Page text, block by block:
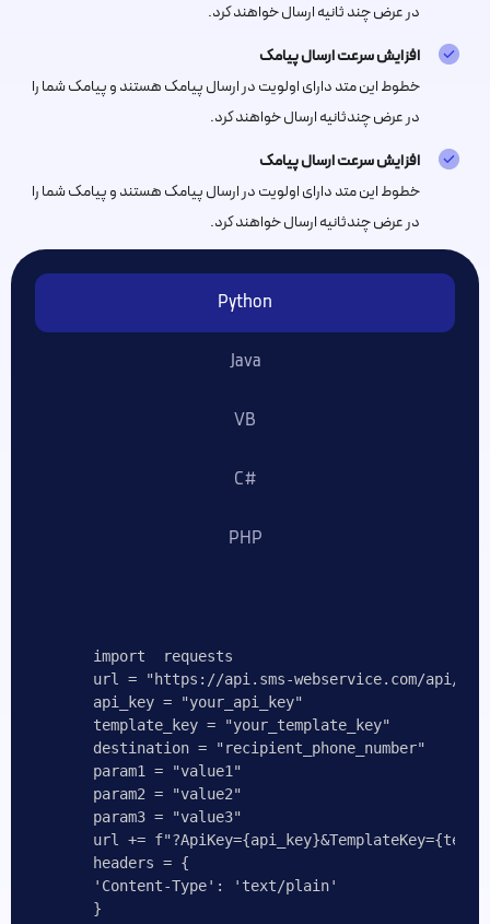
در عرض چند ثانیه ارسال خواهند کرد.
افزایش سرعت ارسال پیامک
خطوط این متد دارای اولویت در ارسال پیامک هستند و پیامک شما را
در عرض چندثانیه ارسال خواهند کرد.
افزایش سرعت ارسال پیامک
خطوط این متد دارای اولویت در ارسال پیامک هستند و پیامک شما را
در عرض چندثانیه ارسال خواهند کرد.
Python
Java
VB
#C
PHP
import  requests
url = "https://api.sms-webservice.com/api/V3/
api_key = "your_api_key"
template_key = "your_template_key"
destination = "recipient_phone_number"
param1 = "value1"
param2 = "value2"
param3 = "value3"
url +=
headers = {
'Content-Type': 'text/plain'
}